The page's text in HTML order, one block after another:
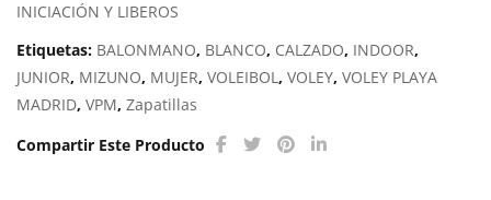
INICIACIÓN Y LIBEROS
Etiquetas: BALONMANO, BLANCO, CALZADO, INDOOR,
JUNIOR, MIZUNO, MUJER, VOLEIBOL, VOLEY, VOLEY PLAYA
MADRID, VPM, Zapatillas
Compartir Este Producto